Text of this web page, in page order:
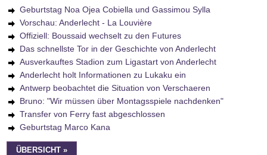
Geburtstag Noa Ojea Cobiella und Gassimou Sylla
Vorschau: Anderlecht - La Louvière
Offiziell: Boussaid wechselt zu den Futures
Das schnellste Tor in der Geschichte von Anderlecht
Ausverkauftes Stadion zum Ligastart von Anderlecht
Anderlecht holt Informationen zu Lukaku ein
Antwerp beobachtet die Situation von Verschaeren
Bruno: "Wir müssen über Montagsspiele nachdenken"
Transfer von Ferry fast abgeschlossen
Geburtstag Marco Kana
ÜBERSICHT »